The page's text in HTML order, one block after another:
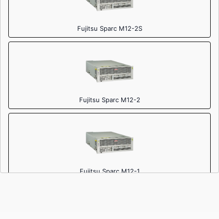
Fujitsu Sparc M12-2S
Fujitsu Sparc M12-2
Fujitsu Sparc M12-1